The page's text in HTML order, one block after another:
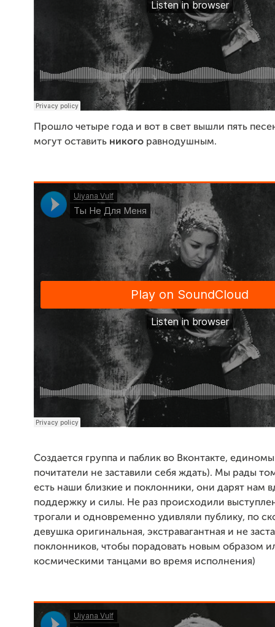
Прошло четыре года и вот в свет вышли пять
могут оставить никого равнодушным.
Создается группа и паблик во Вконтакте,
почитатели не заставили себя ждать). Мы рады
есть наши близкие и поклонники, они дарят нам
поддержку и силы. Не раз происходили
трогали и одновременно удивляли публику, по
девушка оригинальная, экстравагантная и не
поклонников, чтобы порадовать новым образом
космическими танцами во время исполнения)